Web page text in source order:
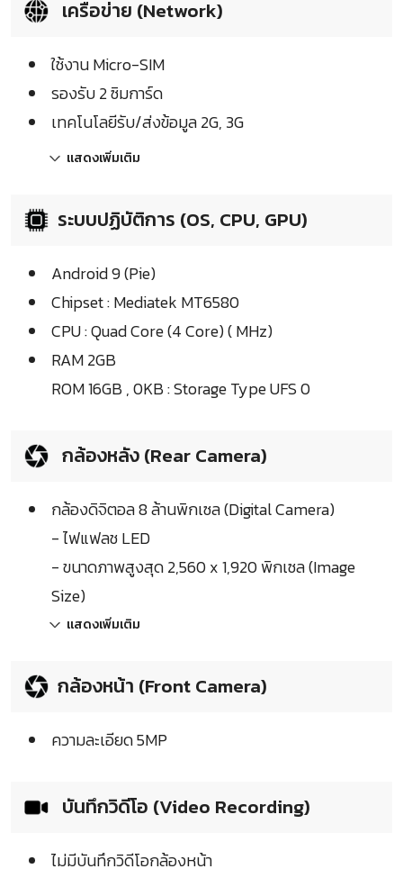
เครือข่าย (Network)
ใช้งาน Micro-SIM
รองรับ 2 ซิมการ์ด
เทคโนโลยีรับ/ส่งข้อมูล 2G, 3G
แสดงเพิ่มเติม
ระบบปฏิบัติการ (OS, CPU, GPU)
Android 9 (Pie)
Chipset : Mediatek MT6580
CPU : Quad Core (4 Core) ( MHz)
RAM 2GB
ROM 16GB , 0KB : Storage Type UFS 0
กล้องหลัง (Rear Camera)
กล้องดิจิตอล 8 ล้านพิกเซล (Digital Camera)
- ไฟแฟลช LED
- ขนาดภาพสูงสุด 2,560 x 1,920 พิกเซล (Image
Size)
แสดงเพิ่มเติม
กล้องหน้า (Front Camera)
ความละเอียด 5MP
บันทึกวิดีโอ (Video Recording)
ไม่มีบันทึกวิดีโอกล้องหน้า